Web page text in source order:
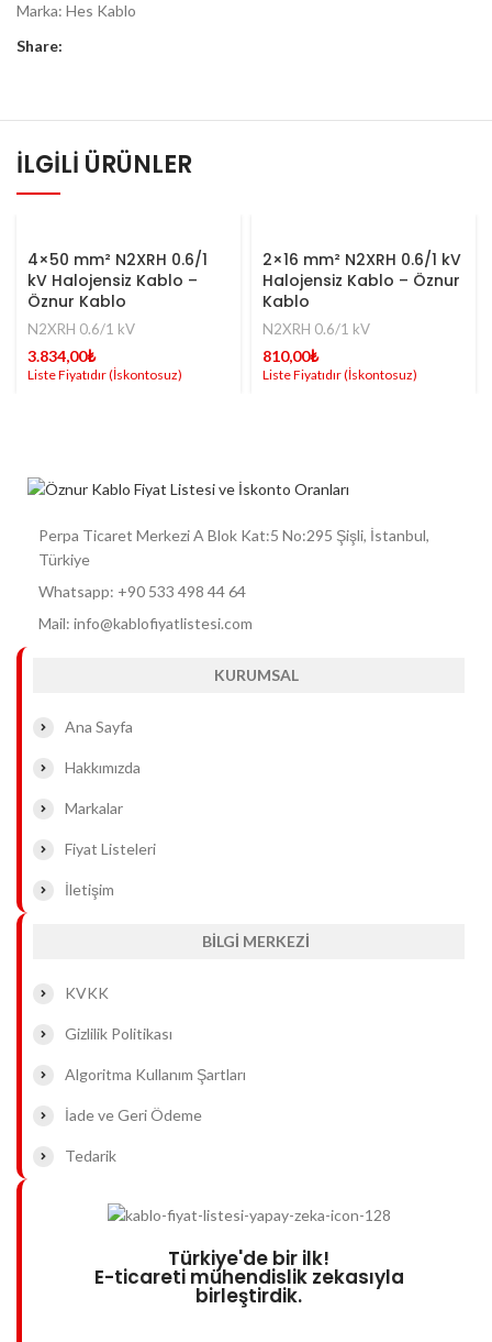
Marka: Hes Kablo
Share:
İLGILI ÜRÜNLER
4×50 mm² N2XRH 0.6/1
kV Halojensiz Kablo –
Öznur Kablo
N2XRH 0.6/1 kV
3.834,00₺
2×16 mm² N2XRH 0.6/1 kV
Halojensiz Kablo – Öznur
Kablo
N2XRH 0.6/1 kV
810,00₺
Perpa Ticaret Merkezi A Blok Kat:5 No:295 Şişli, İstanbul,
Türkiye
Whatsapp: +90 533 498 44 64
Mail: info@kablofiyatlistesi.com
KURUMSAL
Ana Sayfa
Hakkımızda
Markalar
Fiyat Listeleri
İletişim
BİLGİ MERKEZİ
KVKK
Gizlilik Politikası
Algoritma Kullanım Şartları
İade ve Geri Ödeme
Tedarik
Türkiye'de bir ilk!
E-ticareti mühendislik zekasıyla
birleştirdik.